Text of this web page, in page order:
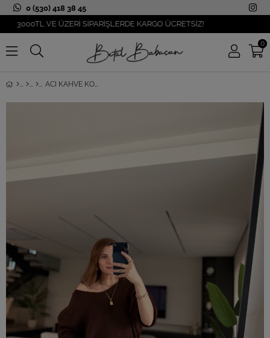
0 (530) 418 38 45
VE ÜZERİ SİPARİŞLERDE KARGO ÜCRETSİZ!
0
ACI KAHVE KOL KATLAMALI TRIKO KAZAK